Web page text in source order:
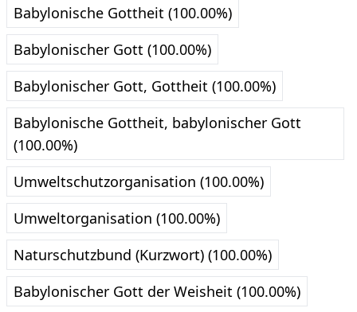
Babylonische Gottheit (100.00%)
Babylonischer Gott (100.00%)
Babylonischer Gott, Gottheit (100.00%)
Babylonische Gottheit, babylonischer Gott
(100.00%)
Umweltschutzorganisation (100.00%)
Umweltorganisation (100.00%)
Naturschutzbund (Kurzwort) (100.00%)
Babylonischer Gott der Weisheit (100.00%)